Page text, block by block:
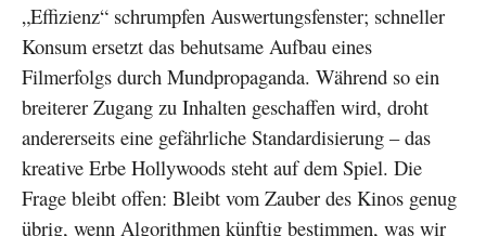
„Effizienz“ schrumpfen Auswertungsfenster; schneller
Konsum ersetzt das behutsame Aufbau eines
Filmerfolgs durch Mundpropaganda. Während so ein
breiterer Zugang zu Inhalten geschaffen wird, droht
andererseits eine gefährliche Standardisierung – das
kreative Erbe Hollywoods steht auf dem Spiel. Die
Frage bleibt offen: Bleibt vom Zauber des Kinos genug
übrig, wenn Algorithmen künftig bestimmen, was wir